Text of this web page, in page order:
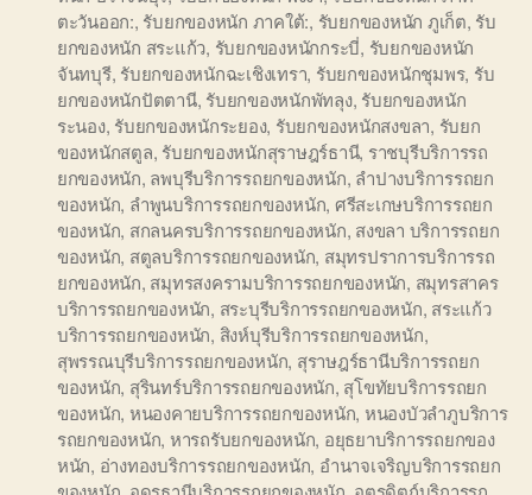
ตะวันออก:, รับยกของหนัก ภาคใต้:, รับยกของหนัก ภูเก็ต, รับ
ยกของหนัก สระแก้ว, รับยกของหนักกระบี่, รับยกของหนัก
จันทบุรี, รับยกของหนักฉะเชิงเทรา, รับยกของหนักชุมพร, รับ
ยกของหนักปัตตานี, รับยกของหนักพัทลุง, รับยกของหนัก
ระนอง, รับยกของหนักระยอง, รับยกของหนักสงขลา, รับยก
ของหนักสตูล, รับยกของหนักสุราษฎร์ธานี, ราชบุรีบริการรถ
ยกของหนัก, ลพบุรีบริการรถยกของหนัก, ลำปางบริการรถยก
ของหนัก, ลำพูนบริการรถยกของหนัก, ศรีสะเกษบริการรถยก
ของหนัก, สกลนครบริการรถยกของหนัก, สงขลา บริการรถยก
ของหนัก, สตูลบริการรถยกของหนัก, สมุทรปราการบริการรถ
ยกของหนัก, สมุทรสงครามบริการรถยกของหนัก, สมุทรสาคร
บริการรถยกของหนัก, สระบุรีบริการรถยกของหนัก, สระแก้ว
บริการรถยกของหนัก, สิงห์บุรีบริการรถยกของหนัก,
สุพรรณบุรีบริการรถยกของหนัก, สุราษฎร์ธานีบริการรถยก
ของหนัก, สุรินทร์บริการรถยกของหนัก, สุโขทัยบริการรถยก
ของหนัก, หนองคายบริการรถยกของหนัก, หนองบัวลำภูบริการ
รถยกของหนัก, หารถรับยกของหนัก, อยุธยาบริการรถยกของ
หนัก, อ่างทองบริการรถยกของหนัก, อำนาจเจริญบริการรถยก